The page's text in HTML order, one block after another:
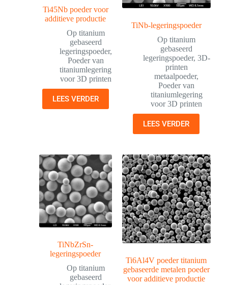
Ti45Nb poeder voor
additieve productie
Op titanium
gebaseerd
legeringspoeder,
Poeder van
titaniumlegering
voor 3D printen
LEES VERDER
TiNb-legeringspoeder
Op titanium
gebaseerd
legeringspoeder, 3D-
printen
metaalpoeder,
Poeder van
titaniumlegering
voor 3D printen
LEES VERDER
TiNbZrSn-
legeringspoeder
Op titanium
gebaseerd
Ti6Al4V poeder titanium
gebaseerde metalen poeder
voor additieve productie